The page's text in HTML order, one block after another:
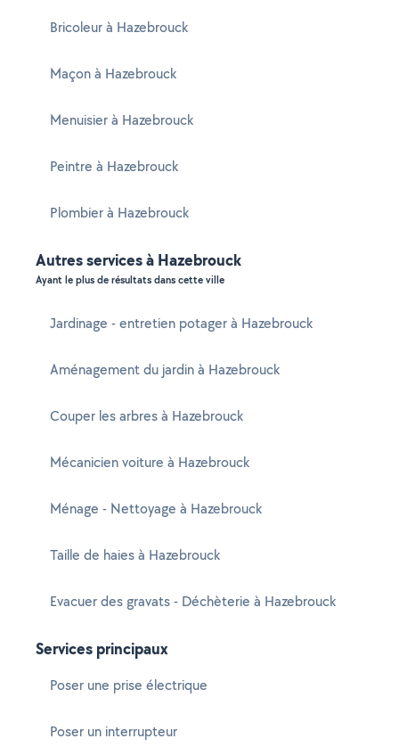
Bricoleur à Hazebrouck
Maçon à Hazebrouck
Menuisier à Hazebrouck
Peintre à Hazebrouck
Plombier à Hazebrouck
Autres services à Hazebrouck
Ayant le plus de résultats dans cette ville
Jardinage - entretien potager à Hazebrouck
Aménagement du jardin à Hazebrouck
Couper les arbres à Hazebrouck
Mécanicien voiture à Hazebrouck
Ménage - Nettoyage à Hazebrouck
Taille de haies à Hazebrouck
Evacuer des gravats - Déchèterie à Hazebrouck
Services principaux
Poser une prise électrique
Poser un interrupteur